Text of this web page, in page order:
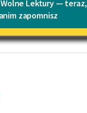
dla
z
do
i
Lektury — teraz,
zapomnisz